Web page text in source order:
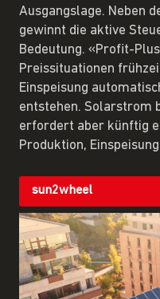
Ausgangslage. Neben
gewinnt die aktive
Bedeutung. «Profit-
Preissituationen
Einspeisung
entstehen. Solarstrom
erfordert aber künftig
Produktion,
sun2wheel